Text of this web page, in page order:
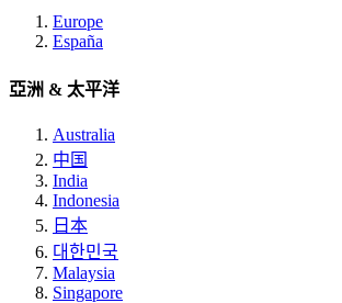
Europe
España
亞洲 & 太平洋
Australia
中国
India
Indonesia
日本
대한민국
Malaysia
Singapore